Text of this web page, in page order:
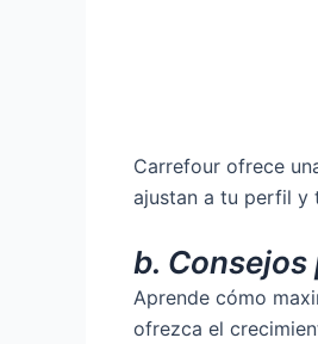
Carrefour ofrece
ajustan a tu perfil y
b. Consejos
Aprende cómo
ofrezca el